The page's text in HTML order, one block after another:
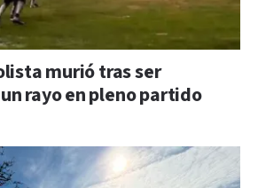
murió tras ser
rayo en pleno partido